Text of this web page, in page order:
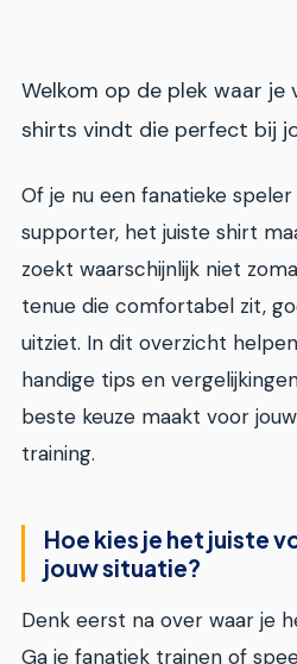
Welkom op de plek waar je
shirts vindt die perfect bij
Of je nu een fanatieke
supporter, het juiste shirt
zoekt waarschijnlijk niet
tenue die comfortabel zit,
uitziet. In dit overzicht
handige tips en
beste keuze maakt voor
training.
Hoe kies je het juiste
jouw situatie?
Denk eerst na over waar je
Ga je fanatiek trainen of